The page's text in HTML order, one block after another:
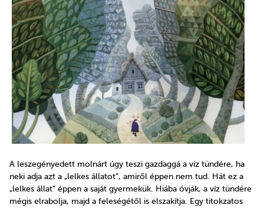
A leszegényedett molnárt úgy teszi gazdaggá a víz tündére, ha
neki adja azt a „lelkes állatot”, amiről éppen nem tud. Hát ez a
„lelkes állat” éppen a saját gyermekük. Hiába óvják, a víz tündére
mégis elrabolja, majd a feleségétől is elszakítja. Egy titokzatos